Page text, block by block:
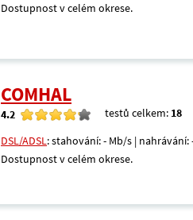
Dostupnost v celém okrese.
COMHAL
4.2 testů celkem: 18
DSL/ADSL: stahování: - Mb/s | nahrávání:
Dostupnost v celém okrese.